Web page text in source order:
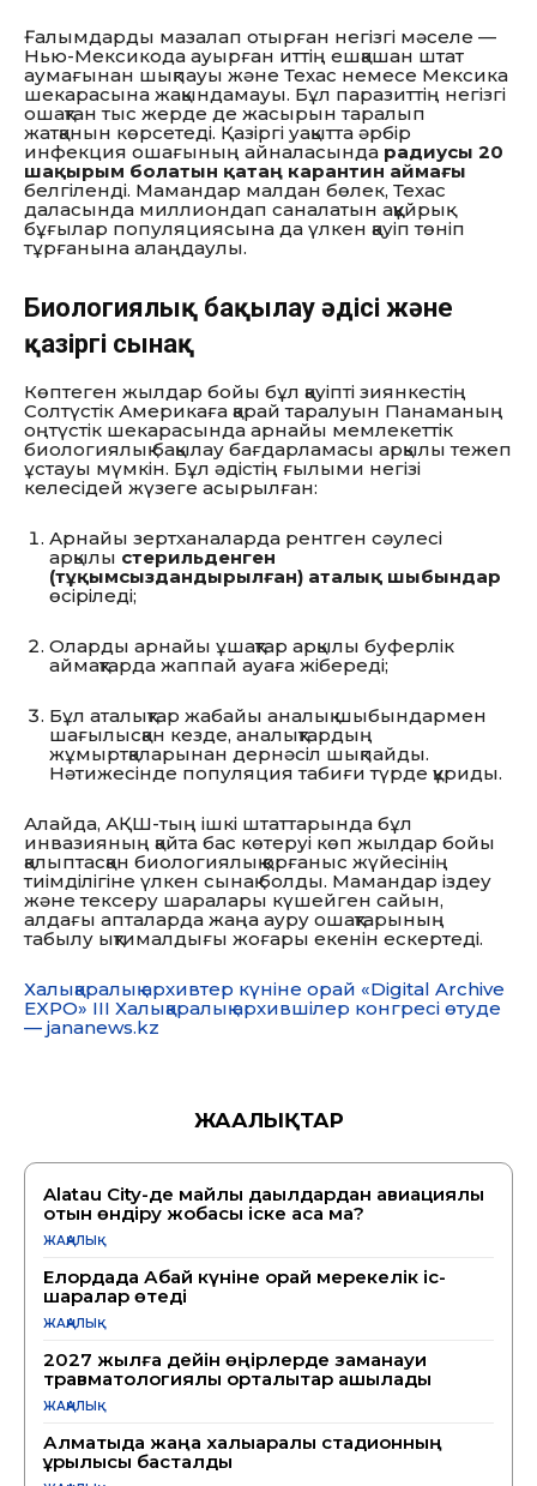
Ғалымдарды мазалап отырған негізгі мәселе —
Нью-Мексикода ауырған иттің ешқашан штат
аумағынан шықпауы және Техас немесе Мексика
шекарасына жақындамауы. Бұл паразиттің негізгі
ошақтан тыс жерде де жасырын таралып
жатқанын көрсетеді. Қазіргі уақытта әрбір
инфекция ошағының айналасында радиусы 20
шақырым болатын қатаң карантин аймағы
белгіленді. Мамандар малдан бөлек, Техас
даласында миллиондап саналатын аққұйрық
бұғылар популяциясына да үлкен қауіп төніп
тұрғанына алаңдаулы.
Биологиялық бақылау әдісі және
қазіргі сынақ
Көптеген жылдар бойы бұл қауіпті зиянкестің
Солтүстік Америкаға қарай таралуын Панаманың
оңтүстік шекарасында арнайы мемлекеттік
биологиялық бақылау бағдарламасы арқылы тежеп
ұстауы мүмкін. Бұл әдістің ғылыми негізі
келесідей жүзеге асырылған:
Арнайы зертханаларда рентген сәулесі
арқылы стерильденген
(тұқымсыздандырылған) аталық шыбындар
өсіріледі;
Оларды арнайы ұшақтар арқылы буферлік
аймақтарда жаппай ауаға жібереді;
Бұл аталықтар жабайы аналық шыбындармен
шағылысқан кезде, аналықтардың
жұмыртқаларынан дернәсіл шықпайды.
Нәтижесінде популяция табиғи түрде құриды.
Алайда, АҚШ-тың ішкі штаттарында бұл
инвазияның қайта бас көтеруі көп жылдар бойы
қалыптасқан биологиялық қорғаныс жүйесінің
тиімділігіне үлкен сынақ болды. Мамандар іздеу
және тексеру шаралары күшейген сайын,
алдағы апталарда жаңа ауру ошақтарының
табылу ықтималдығы жоғары екенін ескертеді.
Халықаралық архивтер күніне орай «Digital Archive
EXPO» III Халықаралық архившілер конгресі өтуде
— jananews.kz
ЖАҢАЛЫҚТАР
Alatau City-де майлы дақылдардан авиациялық
отын өндіру жобасы іске аса ма?
ЖАҢАЛЫҚ
Елордада Абай күніне орай мерекелік іс-
шаралар өтеді
ЖАҢАЛЫҚ
2027 жылға дейін өңірлерде заманауи
травматологиялық орталықтар ашылады
ЖАҢАЛЫҚ
Алматыда жаңа халықаралық стадионның
құрылысы басталды